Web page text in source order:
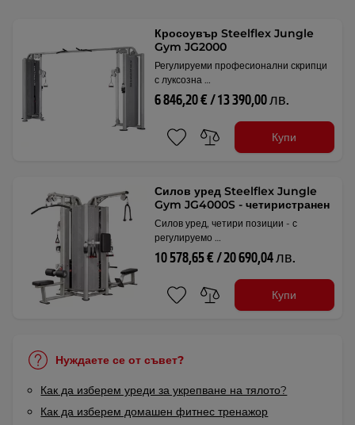
Кросоувър Steelflex Jungle
Gym JG2000
Регулируеми професионални скрипци
с луксозна …
6 846,20 € / 13 390,00 лв.
Купи
Силов уред Steelflex Jungle
Gym JG4000S - четиристранен
Силов уред, четири позиции - с
регулируемо …
10 578,65 € / 20 690,04 лв.
Купи
Нуждаете се от съвет?
Как да изберем уреди за укрепване на тялото?
Как да изберем домашен фитнес тренажор